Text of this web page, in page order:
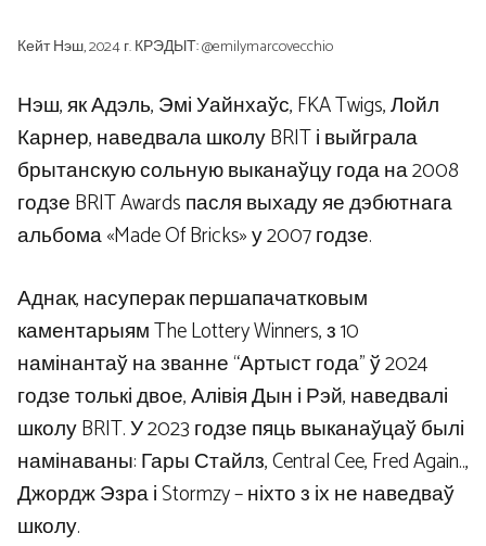
Кейт Нэш, 2024 г. КРЭДЫТ: @emilymarcovecchio
Нэш, як Адэль, Эмі Уайнхаўс, FKA Twigs, Лойл
Карнер, наведвала школу BRIT і выйграла
брытанскую сольную выканаўцу года на 2008
годзе BRIT Awards пасля выхаду яе дэбютнага
альбома «Made Of Bricks» у 2007 годзе.
Аднак, насуперак першапачатковым
каментарыям The Lottery Winners, з 10
намінантаў на званне “Артыст года” ў 2024
годзе толькі двое, Алівія Дын і Рэй, наведвалі
школу BRIT. У 2023 годзе пяць выканаўцаў былі
намінаваны: Гары Стайлз, Central Cee, Fred Again..,
Джордж Эзра і Stormzy – ніхто з іх не наведваў
школу.